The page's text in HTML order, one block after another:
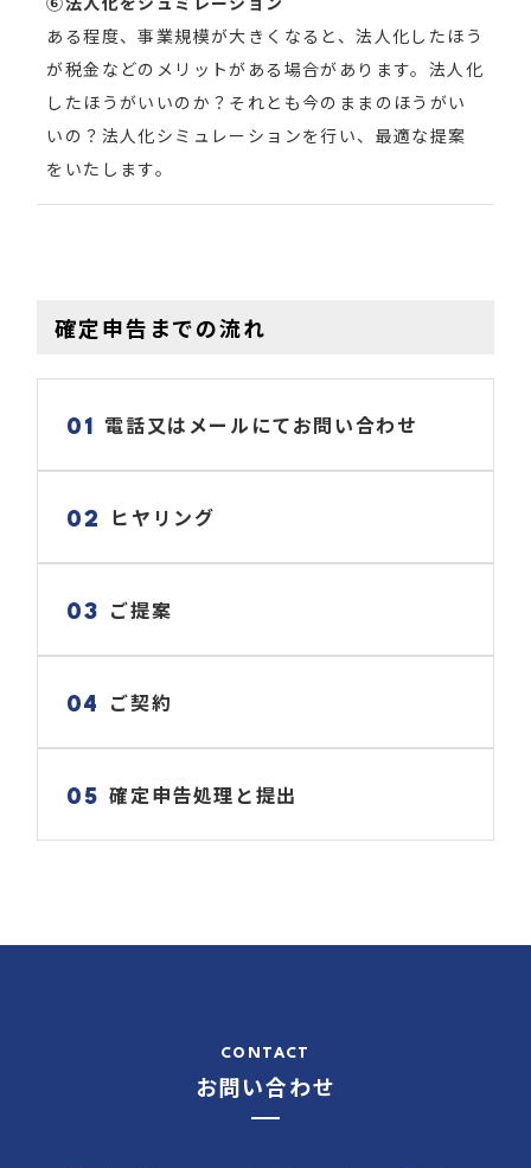
ある程度、事業規模が大きくなると、法人化したほう
が税金などのメリットがある場合があります。法人化
したほうがいいのか？それとも今のままのほうがい
いの？法人化シミュレーションを行い、最適な提案
をいたします。
確定申告までの流れ
01 電話又はメールにてお問い合わせ
02 ヒヤリング
03 ご提案
04 ご契約
05 確定申告処理と提出
CONTACT
お問い合わせ